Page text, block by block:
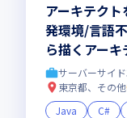
アーキテク
発環境/言語
ら描くアー
のフルスタ
取引・最先端
厚生◎
サーバーサイ
東京都、その他
Java
C#